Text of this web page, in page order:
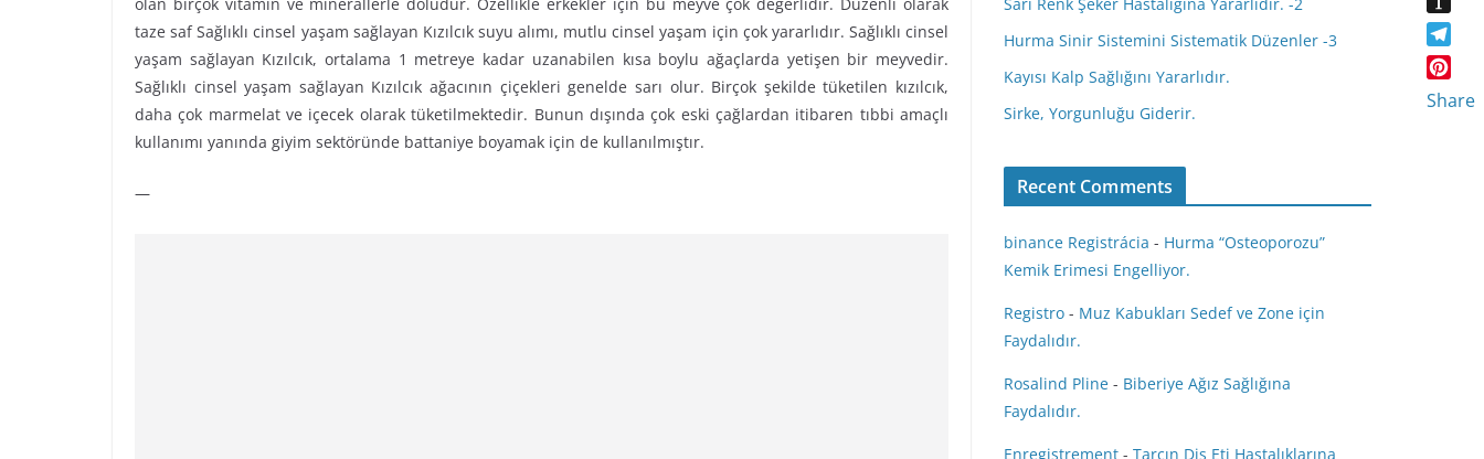
taze saf Sağlıklı cinsel yaşam sağlayan Kızılcık suyu alımı, mutlu cinsel yaşam için çok yararlıdır. Sağlıklı cinsel
yaşam sağlayan Kızılcık, ortalama 1 metreye kadar uzanabilen kısa boylu ağaçlarda yetişen bir meyvedir.
Sağlıklı cinsel yaşam sağlayan Kızılcık ağacının çiçekleri genelde sarı olur. Birçok şekilde tüketilen kızılcık,
daha çok marmelat ve içecek olarak tüketilmektedir. Bunun dışında çok eski çağlardan itibaren tıbbi amaçlı
kullanımı yanında giyim sektöründe battaniye boyamak için de kullanılmıştır.
—
Hurma Sinir Sistemini Sistematik Düzenler -3
Kayısı Kalp Sağlığını Yararlıdır.
Sirke, Yorgunluğu Giderir.
Recent Comments
binance Registrácia - Hurma “Osteoporozu”
Kemik Erimesi Engelliyor.
Registro - Muz Kabukları Sedef ve Zone için
Faydalıdır.
Rosalind Pline - Biberiye Ağız Sağlığına
Faydalıdır.
Enregistrement - Tarçın Diş Eti Hastalıklarına
a
s
s
n
i
d
I
n
l
y
I
N
G
I
n
s
t
T
e
l
P
Share